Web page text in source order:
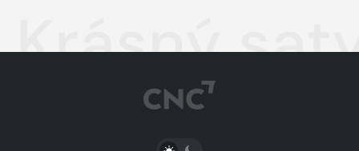
Krásný
PŘEPNOUT SVĚTLÝ/TMAVÝ REŽIM